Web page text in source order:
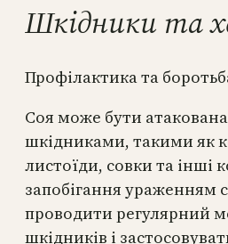
Шкідники та
Профілактика та
Соя може бути
шкідниками, такими як
листоїди, совки та інші
запобігання ураженням
проводити регулярний
шкідників і